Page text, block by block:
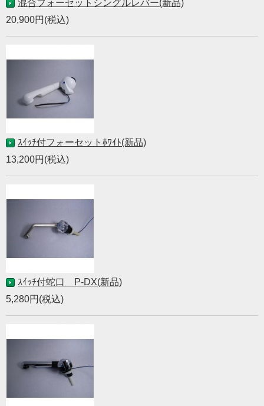
混合フォーセットシングルレバー(新品)
20,900円(税込)
ｽｲｯﾁ付フォーセットﾎﾜｲﾄ(新品)
13,200円(税込)
ｽｲｯﾁ付蛇口 P-DX(新品)
5,280円(税込)